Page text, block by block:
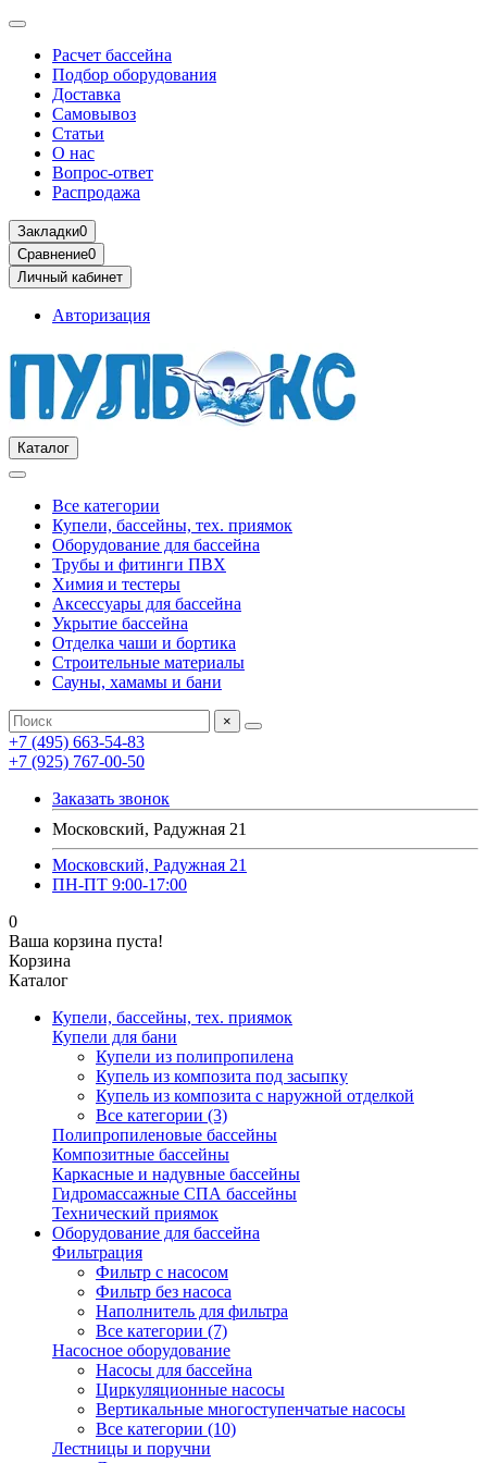
Расчет бассейна
Подбор оборудования
Доставка
Самовывоз
Статьи
О нас
Вопрос-ответ
Распродажа
Закладки0
Сравнение0
Личный кабинет
Авторизация
Каталог
Все категории
Купели, бассейны, тех. приямок
Оборудование для бассейна
Трубы и фитинги ПВХ
Химия и тестеры
Аксессуары для бассейна
Укрытие бассейна
Отделка чаши и бортика
Строительные материалы
Сауны, хамамы и бани
×
+7 (495) 663-54-83
+7 (925) 767-00-50
Заказать звонок
Московский, Радужная 21
Московский, Радужная 21
ПН-ПТ 9:00-17:00
0
Ваша корзина пуста!
Корзина
Каталог
Купели, бассейны, тех. приямок
Купели для бани
Купели из полипропилена
Купель из композита под засыпку
Купель из композита с наружной отделкой
Все категории (3)
Полипропиленовые бассейны
Композитные бассейны
Каркасные и надувные бассейны
Гидромассажные СПА бассейны
Технический приямок
Оборудование для бассейна
Фильтрация
Фильтр с насосом
Фильтр без насоса
Наполнитель для фильтра
Все категории (7)
Насосное оборудование
Насосы для бассейна
Циркуляционные насосы
Вертикальные многоступенчатые насосы
Все категории (10)
Лестницы и поручни